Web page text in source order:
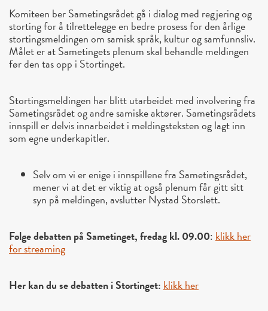
Komiteen ber Sametingsrådet gå i dialog med regjering og
storting for å tilrettelegge en bedre prosess for den årlige
stortingsmeldingen om samisk språk, kultur og samfunnsliv.
Målet er at Sametingets plenum skal behandle meldingen
før den tas opp i Stortinget.
Stortingsmeldingen har blitt utarbeidet med involvering fra
Sametingsrådet og andre samiske aktører. Sametingsrådets
innspill er delvis innarbeidet i meldingsteksten og lagt inn
som egne underkapitler.
Selv om vi er enige i innspillene fra Sametingsrådet,
mener vi at det er viktig at også plenum får gitt sitt
syn på meldingen, avslutter Nystad Storslett.
Følge debatten på Sametinget, fredag kl. 09.00: klikk her
for streaming
Her kan du se debatten i Stortinget: klikk her